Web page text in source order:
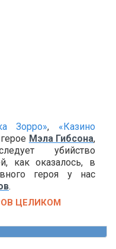
Зорро», «Казино
Мэла Гибсона,
убийство
как оказалось, в
героя у нас
.
ЦЕЛИКОМ